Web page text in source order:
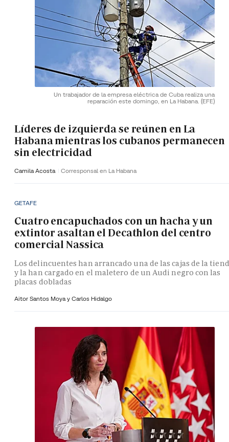
Un trabajador de la empresa eléctrica de Cuba realiza una
reparación este domingo, en La Habana. (EFE)
Líderes de izquierda se reúnen en La
Habana mientras los cubanos permanecen
sin electricidad
Camila Acosta Corresponsal en La Habana
GETAFE
Cuatro encapuchados con un hacha y un
extintor asaltan el Decathlon del centro
comercial Nassica
Los delincuentes han arrancado una de las cajas de la
y la han cargado en el maletero de un Audi negro con las
placas dobladas
Aitor Santos Moya y Carlos Hidalgo